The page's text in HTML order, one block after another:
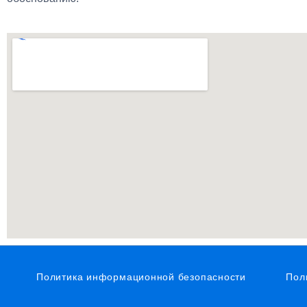
Политика информационной безопасности